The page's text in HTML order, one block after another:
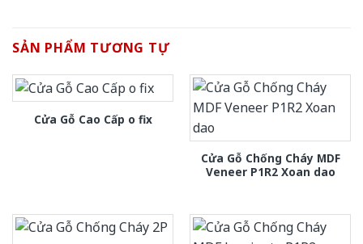
SẢN PHẨM TƯƠNG TỰ
Cửa Gỗ Cao Cấp o fix
Cửa Gỗ Chống Cháy MDF
Veneer P1R2 Xoan dao